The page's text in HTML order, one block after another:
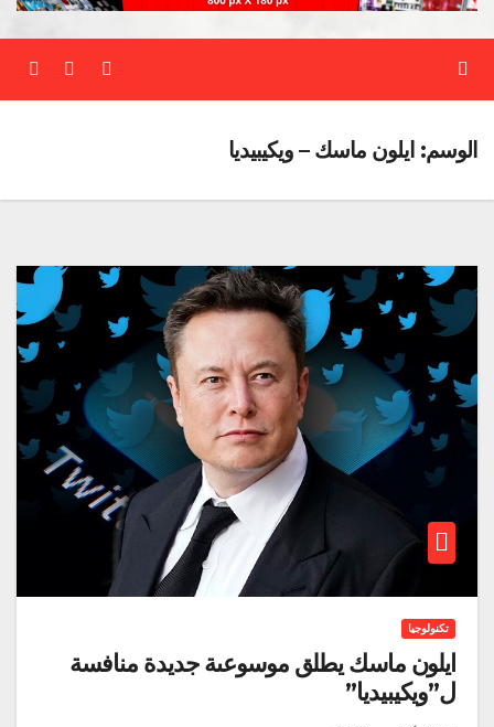
الوسم:ايلون ماسك – ويكيبيديا
تكنولوجيا
ايلون ماسك يطلق موسوعىة جديدة منافسة
ل”ويكيبيديا”